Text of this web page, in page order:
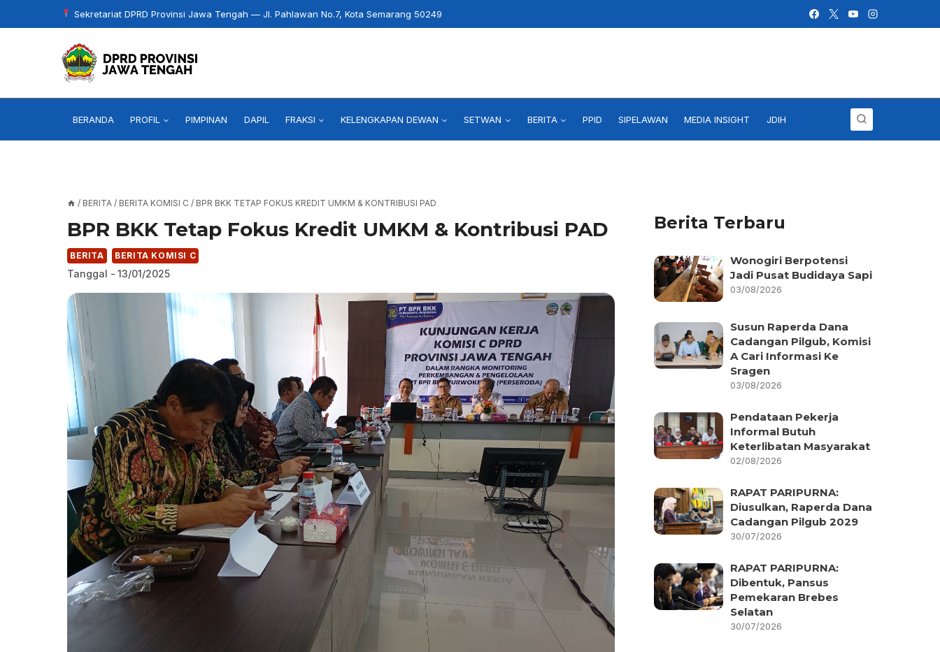
to
Sekretariat DPRD Provinsi Jawa Tengah — Jl. Pahlawan No.7, Kota Semarang 50249
BERANDA PROFIL PIMPINAN DAPIL FRAKSI KELENGKAPAN DEWAN SETWAN BERITA PPID SIPELAWAN MEDIA INSIGHT JDIH
/ BERITA / BERITA KOMISI C / BPR BKK TETAP FOKUS KREDIT UMKM & KONTRIBUSI PAD
BPR BKK Tetap Fokus Kredit UMKM & Kontribusi PAD
BERITA BERITA KOMISI C
Tanggal - 13/01/2025
Berita Terbaru
Wonogiri Berpotensi
Jadi Pusat Budidaya Sapi
03/08/2026
Susun Raperda Dana
Cadangan Pilgub, Komisi
A Cari Informasi Ke
Sragen
03/08/2026
Pendataan Pekerja
Informal Butuh
Keterlibatan Masyarakat
02/08/2026
RAPAT PARIPURNA:
Diusulkan, Raperda Dana
Cadangan Pilgub 2029
30/07/2026
RAPAT PARIPURNA:
Dibentuk, Pansus
Pemekaran Brebes
Selatan
30/07/2026